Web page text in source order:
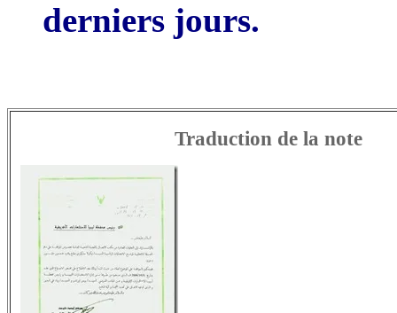
derniers jours.
Traduction de la note